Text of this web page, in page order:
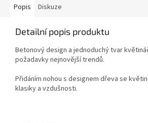
Popis Diskuze
Detailní popis produktu
Betonový design a jednoduchý tvar
požadavky nejnovější trendů.
Přidáním nohou s designem dřeva se
klasiky a vzdušnosti.